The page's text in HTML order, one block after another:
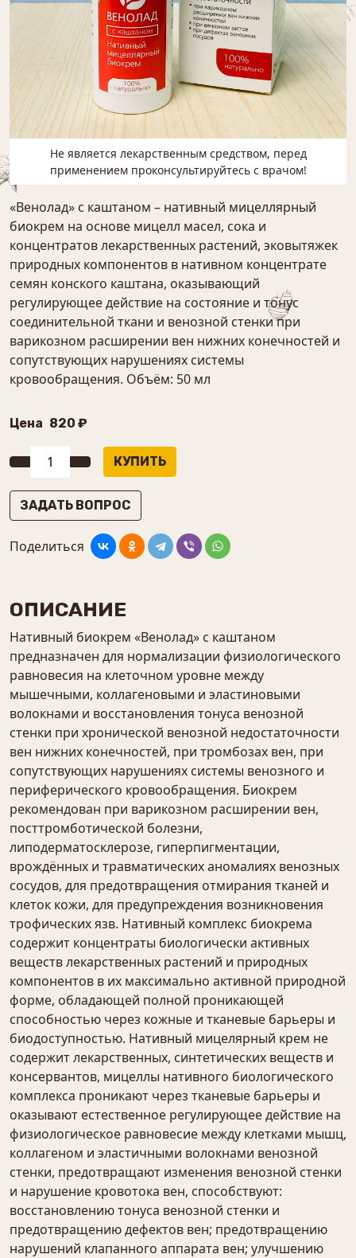
Не является лекарственным средством, перед
применением проконсультируйтесь с врачом!
«Венолад» с каштаном – нативный мицеллярный
биокрем на основе мицелл масел, сока и
концентратов лекарственных растений, эковытяжек
природных компонентов в нативном концентрате
семян конского каштана, оказывающий
регулирующее действие на состояние и тонус
соединительной ткани и венозной стенки при
варикозном расширении вен нижних конечностей и
сопутствующих нарушениях системы
кровообращения. Объём: 50 мл
Цена 820 ₽
ЗАДАТЬ ВОПРОС
Поделиться
ОПИСАНИЕ
Нативный биокрем «Венолад» с каштаном
предназначен для нормализации физиологического
равновесия на клеточном уровне между
мышечными, коллагеновыми и эластиновыми
волокнами и восстановления тонуса венозной
стенки при хронической венозной недостаточности
вен нижних конечностей, при тромбозах вен, при
сопутствующих нарушениях системы венозного и
периферического кровообращения. Биокрем
рекомендован при варикозном расширении вен,
посттромботической болезни,
липодерматосклерозе, гиперпигментации,
врождённых и травматических аномалиях венозных
сосудов, для предотвращения отмирания тканей и
клеток кожи, для предупреждения возникновения
трофических язв. Нативный комплекс биокрема
содержит концентраты биологически активных
веществ лекарственных растений и природных
компонентов в их максимально активной природной
форме, обладающей полной проникающей
способностью через кожные и тканевые барьеры и
биодоступностью. Нативный мицелярный крем не
содержит лекарственных, синтетических веществ и
консервантов, мицеллы нативного биологического
комплекса проникают через тканевые барьеры и
оказывают естественное регулирующее действие на
физиологическое равновесие между клетками мышц,
коллагеном и эластичными волокнами венозной
стенки, предотвращают изменения венозной стенки
и нарушение кровотока вен, способствуют:
восстановлению тонуса венозной стенки и
предотвращению дефектов вен; предотвращению
нарушений клапанного аппарата вен; улучшению